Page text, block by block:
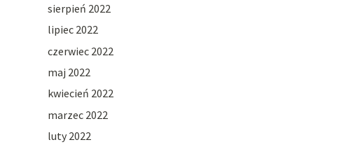
sierpień 2022
lipiec 2022
czerwiec 2022
maj 2022
kwiecień 2022
marzec 2022
luty 2022